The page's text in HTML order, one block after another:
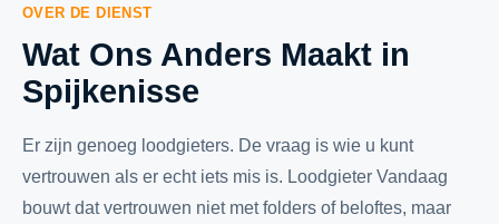
OVER DE DIENST
Wat Ons Anders Maakt in
Spijkenisse
Er zijn genoeg loodgieters. De vraag is wie u kunt
vertrouwen als er echt iets mis is. Loodgieter Vandaag
bouwt dat vertrouwen niet met folders of beloftes, maar